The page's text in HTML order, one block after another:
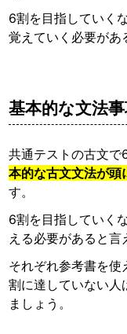
6割を目指していく
覚えていく必要があ
基本的な文法
共通テストの古文
本的な古文文法が頭
す。
6割を目指していく
える必要があると言
それぞれ参考書を
割に達していない人
ましょう。